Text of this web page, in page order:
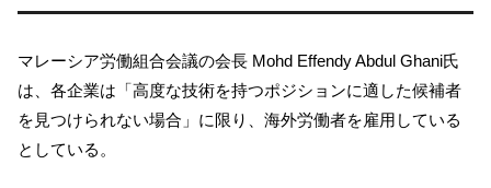
マレーシア労働組合会議の会長 Mohd Effendy Abdul Ghani氏
は、各企業は「高度な技術を持つポジションに適した候補者
を見つけられない場合」に限り、海外労働者を雇用している
としている。